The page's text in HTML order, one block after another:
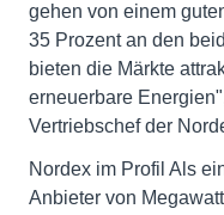
gehen von einem
35 Prozent an den
bieten die Märkte
erneuerbare
Vertriebschef der
Nordex im Profil Als
Anbieter von